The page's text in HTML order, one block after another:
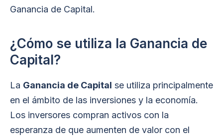
Ganancia de Capital.
¿Cómo se utiliza la Ganancia de
Capital?
La Ganancia de Capital se utiliza principalmente
en el ámbito de las inversiones y la economía.
Los inversores compran activos con la
esperanza de que aumenten de valor con el